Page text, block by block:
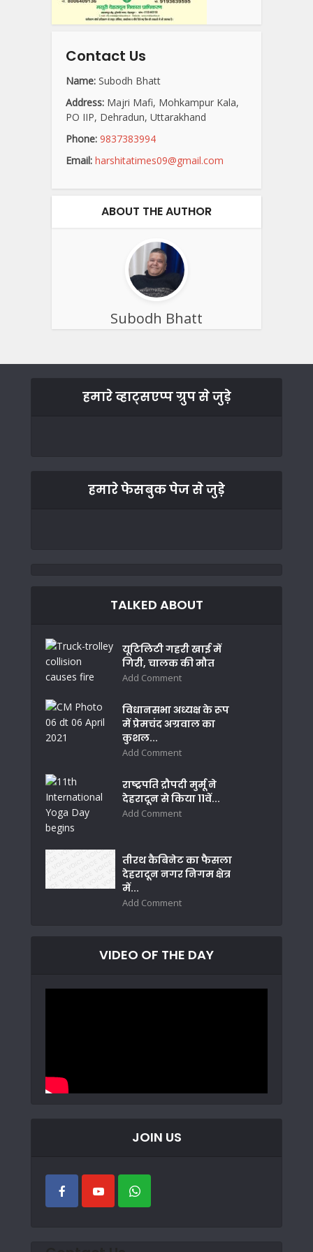
Contact Us
Name: Subodh Bhatt
Address: Majri Mafi, Mohkampur Kala,
PO IIP, Dehradun, Uttarakhand
Phone: 9837383994
Email: harshitatimes09@gmail.com
ABOUT THE AUTHOR
Subodh Bhatt
हमारे व्हाट्सएप्प ग्रुप से जुड़े
हमारे फेसबुक पेज से जुड़े
TALKED ABOUT
यूटिलिटी गहरी खाई में
गिरी, चालक की मौत
Add Comment
विधानसभा अध्यक्ष के रूप
में प्रेमचंद अग्रवाल का
कुशल...
Add Comment
राष्ट्रपति द्रौपदी मुर्मू ने
देहरादून से किया 11वें...
Add Comment
तीरथ कैबिनेट का फैसला
देहरादून नगर निगम क्षेत्र
में...
Add Comment
VIDEO OF THE DAY
JOIN US